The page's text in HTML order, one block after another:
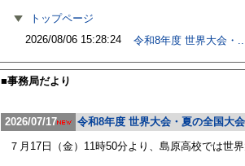
トップページ
2026/08/06 15:28:24
令和8年度 世界大会・
■事務局だより
2026/07/17
令和8年度 世界大会・夏の全国大
７月17日（金）11時50分より、島原高校では世